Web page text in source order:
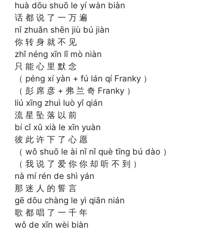
huà dōu shuō le yí wàn biàn
话 都 说 了 一 万 遍
nǐ zhuǎn shēn jiù bú jiàn
你 转 身 就 不 见
zhǐ néng xīn lǐ mò niàn
只 能 心 里 默 念
（ péng xí yàn + fú lán qí Franky ）
（ 彭 席 彦 + 弗 兰 奇 Franky ）
liú xīng zhuì luò yǐ qián
流 星 坠 落 以 前
bí cǐ xǔ xià le xīn yuàn
彼 此 许 下 了 心 愿
（ wǒ shuō le ài nǐ nǐ què tīng bú dào ）
（ 我 说 了 爱 你 你 却 听 不 到 ）
nà mí rén de shì yán
那 迷 人 的 誓 言
gē dōu chàng le yì qiān nián
歌 都 唱 了 一 千 年
wǒ de xīn wèi biàn